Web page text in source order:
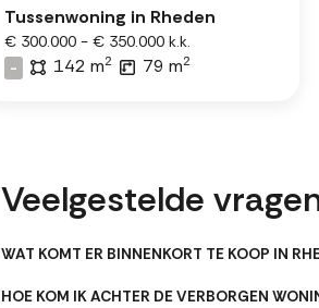
Tussenwoning in Rheden
€ 300.000 - € 350.000 k.k.
-
142 m2 79 m2
Veelgestelde
WAT KOMT ER BINNENKORT TE KOOP IN
HOE KOM IK ACHTER DE VERBORGEN